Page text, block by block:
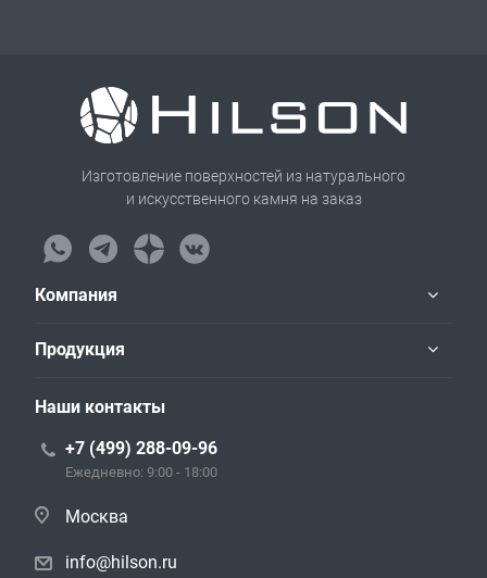
Изготовление поверхностей из натурального
и искусственного камня на заказ
Компания
Продукция
Наши контакты
+7 (499) 288-09-96
Ежедневно: 9:00 - 18:00
Москва
info@hilson.ru